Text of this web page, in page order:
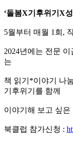
‘돌봄X기후위기 X
5월부터 매월 1회,
2024년에는 전문
는
책 읽기*이야기 나
기후위기를 함께
이야기해 보고 싶
북클럽 참가신청 :